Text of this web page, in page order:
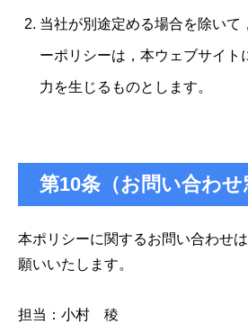
当社が別途定める場合を除いて
ーポリシーは，本ウェブサイト
力を生じるものとします。
第10条（お問い合わせ
本ポリシーに関するお問い合わせ
願いいたします。
担当：小村 稜